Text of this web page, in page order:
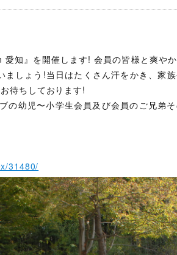
知』を開催します! 会員の皆様と爽や
しょう!当日はたくさん汗をかき、家
待ちしております!
の幼児〜小学生会員及び会員のご兄弟
31480/